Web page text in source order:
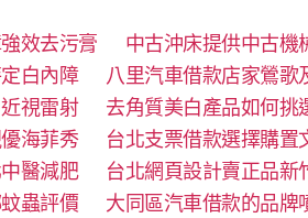
效去污膏
中古沖床提供中古機
白內障
八里汽車借款店家鶯
視雷射
去角質美白產品如何挑
海菲秀
台北支票借款選擇購
醫減肥
台北網頁設計賣正品
蟲評價
大同區汽車借款的品牌